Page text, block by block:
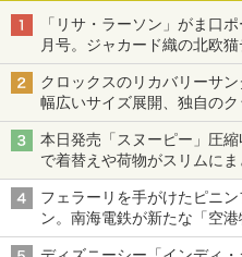
「リサ・ラーソン」がま口
月号。ジャカード織の北欧
クロックスのリカバリーサ
幅広いサイズ展開、独自の
本日発売「スヌーピー」圧
で着替えや荷物がスリムにま
フェラーリを手がけたピニ
ン。南海電鉄が新たな「空